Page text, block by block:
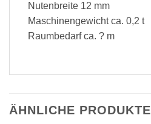
Nutenbreite 12 mm
Maschinengewicht ca. 0,2 t
Raumbedarf ca. ? m
ÄHNLICHE PRODUKTE